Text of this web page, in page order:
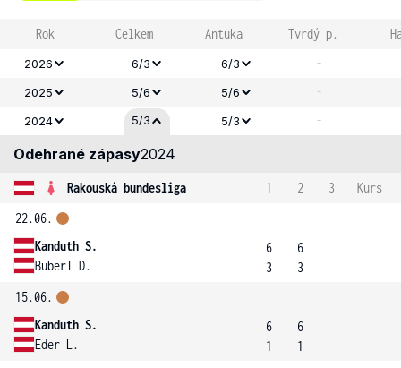
Rok Celkem Antuka Tvrdý p.
2026 6/3 6/3 -
2025 5/6 5/6 -
2024 5/3 5/3 -
Odehrané zápasy2024
Rakouská bundesliga 1 2 3
Kurs
22.06.
Kanduth S.
Buberl D.
6
3
6
3
15.06.
Kanduth S.
Eder L.
6
1
6
1